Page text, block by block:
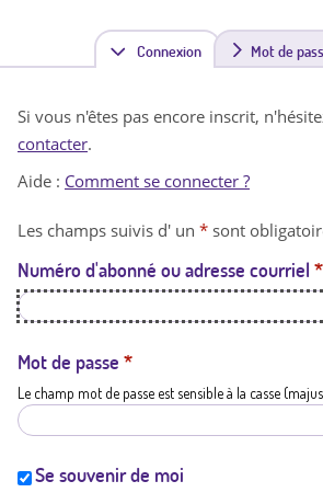
Connexion(
n
t
a
t
i
Mot de
Si vous n'êtes pas encore inscrit,
contacter.
Aide : Comment se connecter ?
Les champs suivis d' un * sont
Numéro d'abonné ou adresse courriel *
Mot de passe *
Le champ mot de passe est sensible à la casse
Se souvenir de moi